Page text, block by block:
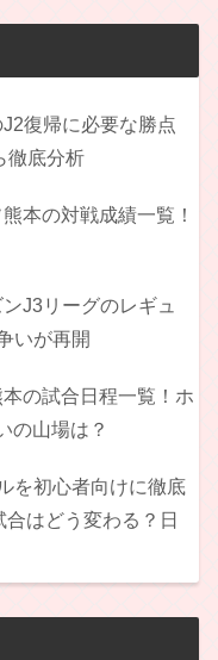
復帰に必要な勝点
徹底分析
本の対戦成績一覧！
J3リーグのレギュ
いが再開
の試合日程一覧！ホ
の山場は？
を初心者向けに徹底
はどう変わる？日